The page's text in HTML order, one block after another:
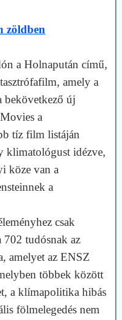
zöldben
a Holnapután című,
amely a
bekövetkező új
a
tíz film listáján
klimatológust idézve,
köze van a
a
csak
tudósnak az
amelyet az ENSZ
többek között
a klímapolitika hibás
fölmelegedés nem